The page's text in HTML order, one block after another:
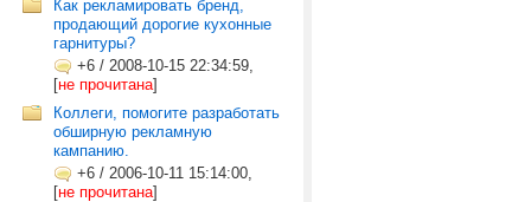
Как рекламировать бренд,
продающий дорогие кухонные
гарнитуры?
+6 / 2008-10-15 22:34:59,
[не прочитана]
Коллеги, помогите разработать
обширную рекламную
кампанию.
+6 / 2006-10-11 15:14:00,
[не прочитана]